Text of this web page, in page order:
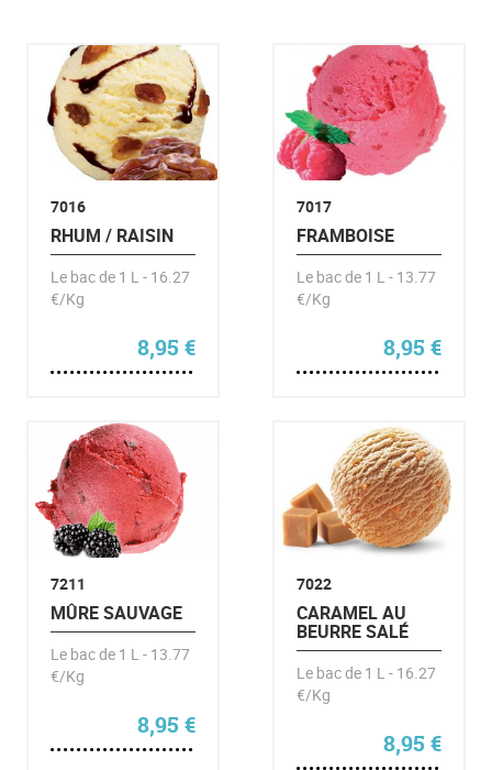
7016
RHUM / RAISIN
Le bac de 1 L - 16.27
€/Kg
8,95€
7017
FRAMBOISE
Le bac de 1 L - 13.77
€/Kg
8,95€
7211
MÛRE SAUVAGE
Le bac de 1 L - 13.77
€/Kg
8,95€
7022
CARAMEL AU
BEURRE SALÉ
Le bac de 1 L - 16.27
€/Kg
8,95€